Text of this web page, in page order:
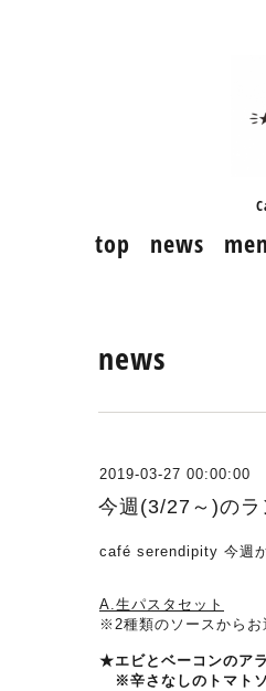
top news
news
2019-03-27 00:00:00
今週(3/27～)のラ
café serendipity 今週
A.生パスタセット
※2種類のソースからお
★エビとベーコンのア
※辛さなしのトマトソ